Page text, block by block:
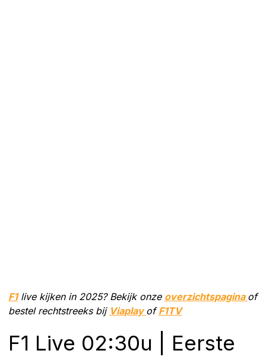
F1live kijken in 2025? Bekijk onze overzichtspagina of
bestel rechtstreeks bij ViaplayofF1TV
F1 Live 02:30u | Eerste